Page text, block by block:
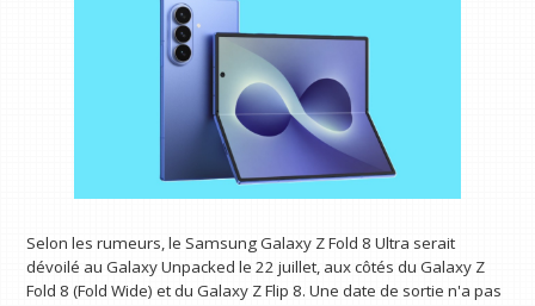
Selon les rumeurs, le Samsung Galaxy Z Fold 8 Ultra serait
dévoilé au Galaxy Unpacked le 22 juillet, aux côtés du Galaxy Z
Fold 8 (Fold Wide) et du Galaxy Z Flip 8. Une date de sortie n'a pas